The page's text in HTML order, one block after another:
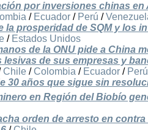
por inversiones chinas en
/ Ecuador / Perú /
la prosperidad de SQM y los
/ Estados Unidos
de la ONU pide a China
de sus empresas y
Chile / Colombia / Ecuador / Perú
30 años que sigue sin
en Región del Biobío
orden de arresto en